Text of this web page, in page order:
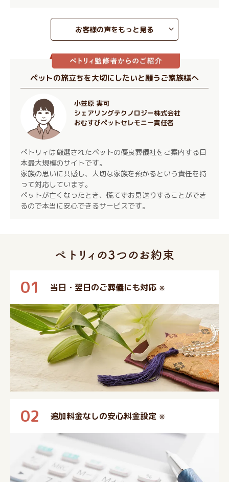
お客様の声をもっと見る
ペットの旅立ちを大切にしたいと願うご家族様へ
小笠原 実可
シェアリングテクノロジー株式会社
おむすびペットセレモニー責任者
ぺトリィは厳選されたペットの優良葬儀社をご案内する日
本最大規模のサイトです。
家族の思いに共感し、大切な家族を預かるという責任を持
って対応しています。
ペットが亡くなったとき、慌てずお見送りすることができ
るので本当に安心できるサービスです。
01 当日・翌日のご葬儀にも対応 ※
02 追加料金なしの安心料金設定 ※